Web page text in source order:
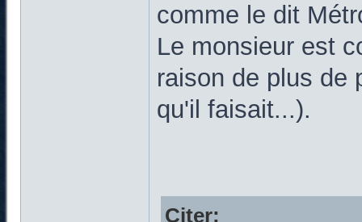
comme le dit
Le monsieur est
raison de plus de
qu'il faisait...).
Citer: